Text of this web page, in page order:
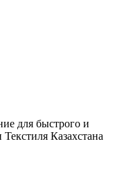
для быстрого и
Казахстана